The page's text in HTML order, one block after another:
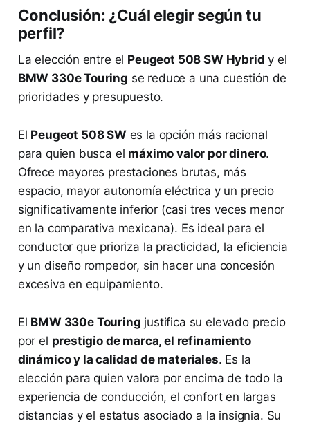
Conclusión: ¿Cuál elegir según tu
perfil?
La elección entre el Peugeot 508 SW Hybrid y el
BMW 330e Touring se reduce a una cuestión de
prioridades y presupuesto.
El Peugeot 508 SW es la opción más racional
para quien busca el máximo valor por dinero.
Ofrece mayores prestaciones brutas, más
espacio, mayor autonomía eléctrica y un precio
significativamente inferior (casi tres veces menor
en la comparativa mexicana). Es ideal para el
conductor que prioriza la practicidad, la eficiencia
y un diseño rompedor, sin hacer una concesión
excesiva en equipamiento.
El BMW 330e Touring justifica su elevado precio
por el prestigio de marca, el refinamiento
dinámico y la calidad de materiales. Es la
elección para quien valora por encima de todo la
experiencia de conducción, el confort en largas
distancias y el estatus asociado a la insignia. Su